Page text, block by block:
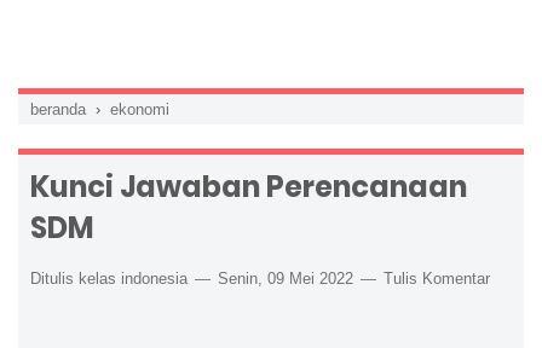
beranda › ekonomi
Kunci Jawaban Perencanaan
SDM
Ditulis kelas indonesia Senin, 09 Mei 2022 Tulis Komentar